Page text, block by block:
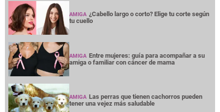
AMIGA ¿Cabello largo o corto? Elige tu corte según
tu cuello
AMIGA Entre mujeres: guía para acompañar a su
amiga o familiar con cáncer de mama
AMIGA Las perras que tienen cachorros pueden
tener una vejez más saludable